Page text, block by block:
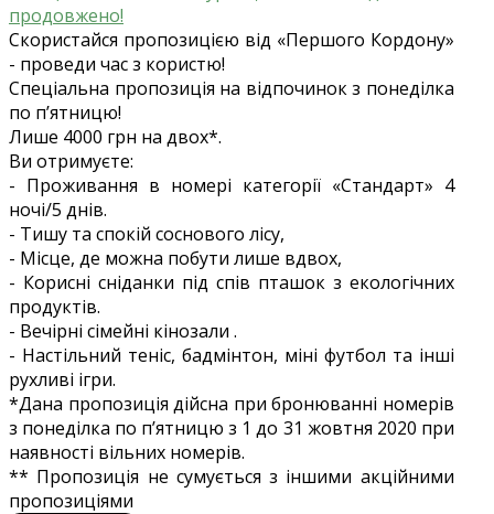
Скористайся пропозицією від «Першого Кордону»
- проведи час з користю!
Спеціальна пропозиція на відпочинок з понеділка
по п’ятницю!
Лише 4000 грн на двох*.
Ви отримуєте:
- Проживання в номері категорії «Стандарт» 4
ночі/5 днів.
- Тишу та спокій соснового лісу,
- Місце, де можна побути лише вдвох,
- Корисні сніданки під спів пташок з екологічних
продуктів.
- Вечірні сімейні кінозали .
- Настільний теніс, бадмінтон, міні футбол та інші
рухливі ігри.
*Дана пропозиція дійсна при бронюванні номерів
з понеділка по п’ятницю з 1 до 31 жовтня 2020 при
наявності вільних номерів.
** Пропозиція не сумується з іншими акційними
пропозиціями